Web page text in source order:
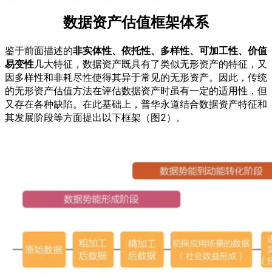
数据资产估值框架体系
鉴于前面描述的非实体性、依托性、多样性、可加工性、价值
易变性几大特征，数据资产既具有了类似无形资产的特征，又
因多样性和非耗尽性使得其异于常见的无形资产。因此，传统
的无形资产估值方法在评估数据资产时虽有一定的适用性，但
又存在各种缺陷。在此基础上，普华永道结合数据资产特征和
其发展阶段等方面提出以下框架（图2）。